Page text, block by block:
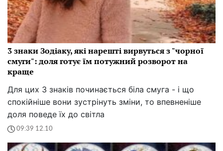
3 знаки Зодіаку, які нарешті вирвуться з "чорної
смуги": доля готує їм потужний розворот на
краще
Для цих 3 знаків починається біла смуга - і що
спокійніше вони зустрінуть зміни, то впевненіше
доля поведе їх до світла
09:39 12.10